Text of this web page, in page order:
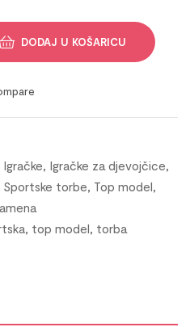
DODAJ U KOŠARICU
Igračke, Igračke za djevojčice,
Sportske torbe, Top model,
, top model, torba